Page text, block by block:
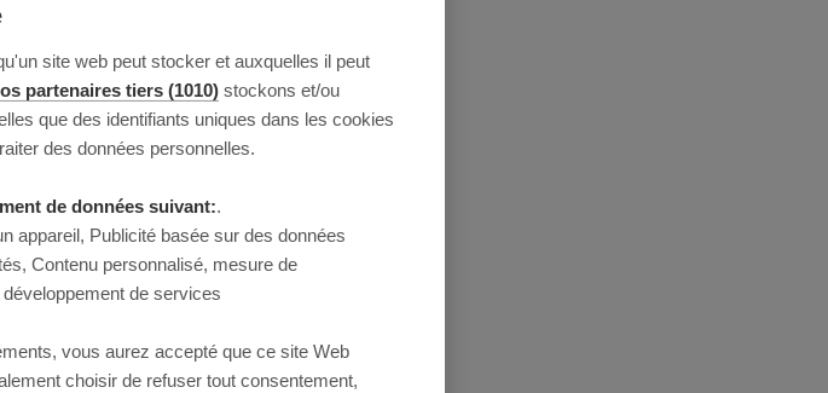
site web peut stocker et auxquelles il peut
partenaires tiers (1010) stockons et/ou
que des identifiants uniques dans les cookies
des données personnelles.
de données suivant:.
appareil, Publicité basée sur des données
Contenu personnalisé, mesure de
de services
vous aurez accepté que ce site Web
choisir de refuser tout consentement,
load
or go back.